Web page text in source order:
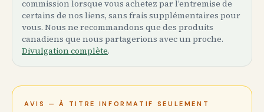
commission lorsque vous achetez par l’entremise de
certains de nos liens, sans frais supplémentaires pour
vous. Nous ne recommandons que des produits
canadiens que nous partagerions avec un proche.
Divulgation complète.
AVIS — À TITRE INFORMATIF SEULEMENT